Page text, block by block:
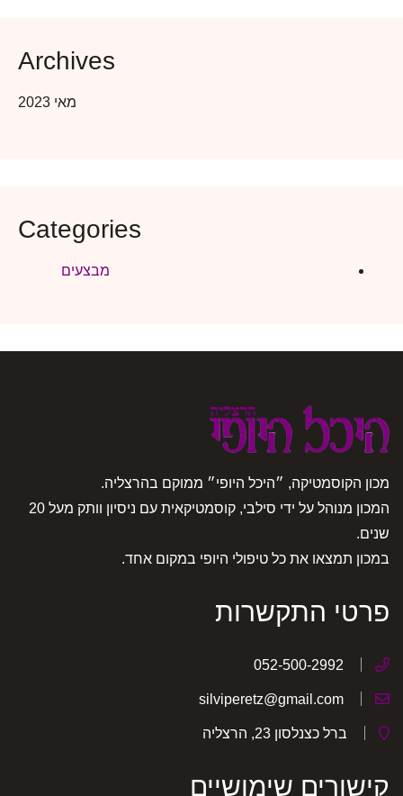
Archives
מאי 2023
Categories
מבצעים
מכון הקוסמטיקה, ״היכל היופי״ ממוקם בהרצליה.
המכון מנוהל על ידי סילבי, קוסמטיקאית עם ניסיון וותק מעל 20
שנים.
במכון תמצאו את כל טיפולי היופי במקום אחד.
פרטי התקשרות
052-500-2992
silviperetz@gmail.com
ברל כצנלסון 23, הרצליה
קישורים שימושיים